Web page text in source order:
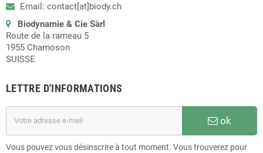
Email: contact[at]biody.ch
Biodynamie & Cie Sàrl
Route de la rameau 5
1955 Chamoson
SUISSE
LETTRE D'INFORMATIONS
ok
Vous pouvez vous désinscrire à tout moment. Vous trouverez pour